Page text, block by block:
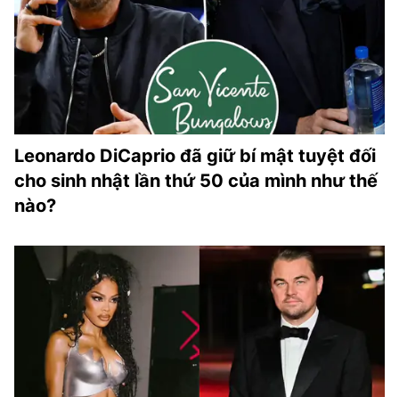
Leonardo DiCaprio đã giữ bí mật tuyệt đối
cho sinh nhật lần thứ 50 của mình như thế
nào?